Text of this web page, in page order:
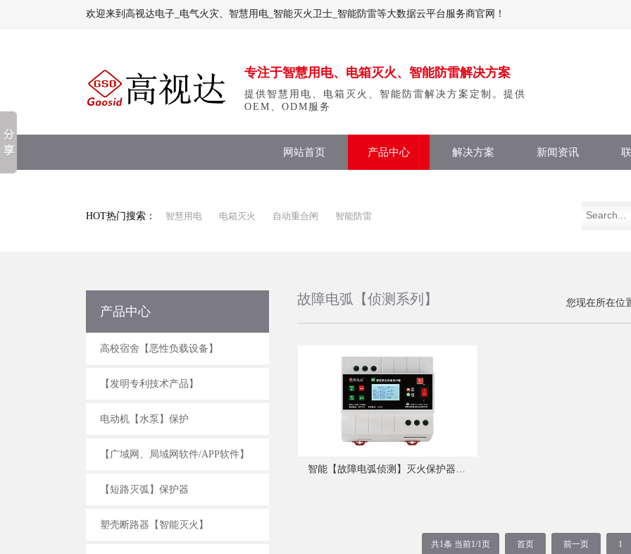
欢迎来到高视达电子_电气火灾、智慧用电_智能灭火卫士_智能防雷等大数据云平台服务商官网！
专注于智慧用电、电箱灭火、智能防雷解决方案
提供智慧用电、电箱灭火、智能防雷解决方案定制。提供
OEM、ODM服务
网站首页 产品中心 解决方案 新闻资讯
HOT热门搜索： 智慧用电 电箱灭火 自动重合闸 智能防雷
产品中心
高校宿舍【恶性负载设备】
【发明专利技术产品】
电动机【水泵】保护
【广域网、局域网软件/APP软件】
【短路灭弧】保护器
塑壳断路器【智能灭火】
您现在所在位
故障电弧【侦测系列】
智能【故障电弧侦测】灭火保护器（四合一）
共1条 当前1/1页 首页 前一页 1